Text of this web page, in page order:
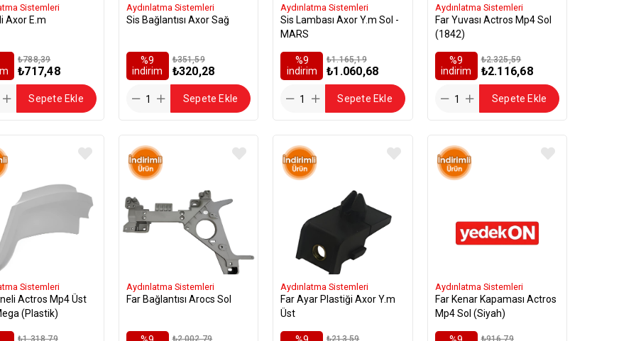
Sistemleri
Axor E.m
₺717,48
₺788,39
Sepete Ekle
Aydınlatma Sistemleri
Sis Bağlantısı Axor Sağ
%9
i̇ndirim
₺320,28
₺351,59
Sepete Ekle
Aydınlatma Sistemleri
Sis Lambası Axor Y.m Sol -
MARS
%9
i̇ndirim
₺1.060,68
₺1.165,19
Sepete Ekle
Aydınlatma Sistemleri
Far Yuvası Actros Mp4 Sol
(1842)
%9
i̇ndirim
₺2.116,68
₺2.325,59
Sepete Ekle
Sistemleri
Actros Mp4 Üst
Sol - Mega (Plastik)
₺1.318,79
Aydınlatma Sistemleri
Far Bağlantısı Arocs Sol
₺2.002,79
Aydınlatma Sistemleri
Far Ayar Plastiği Axor Y.m
Üst
₺213,59
Aydınlatma Sistemleri
Far Kenar Kapaması Actros
Mp4 Sol (Siyah)
₺916,79